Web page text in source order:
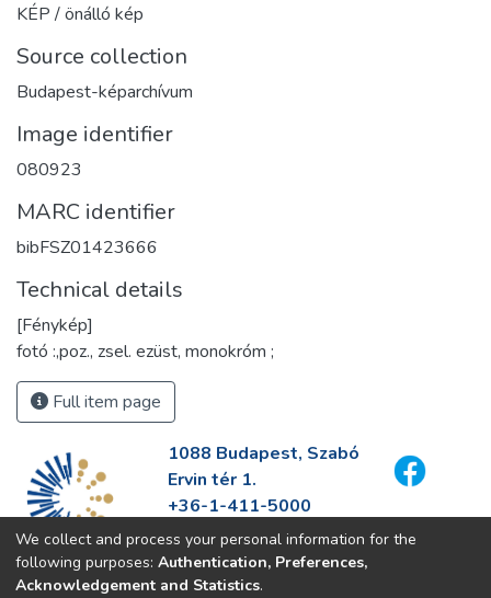
KÉP / önálló kép
Source collection
Budapest-képarchívum
Image identifier
080923
MARC identifier
bibFSZ01423666
Technical details
[Fénykép]
fotó :,poz., zsel. ezüst, monokróm ;
Full item page
1088 Budapest, Szabó
Ervin tér 1.
+36-1-411-5000
info@fszek.hu
https://fszek.hu
We collect and process your personal information for the
following purposes: Authentication, Preferences,
Acknowledgement and Statistics.